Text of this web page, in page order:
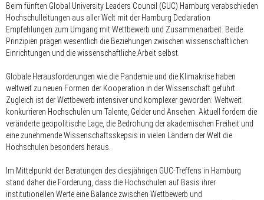
Beim fünften Global University Leaders Council (GUC) Hamburg verabschieden
Hochschulleitungen aus aller Welt mit der Hamburg Declaration
Empfehlungen zum Umgang mit Wettbewerb und Zusammenarbeit. Beide
Prinzipien prägen wesentlich die Beziehungen zwischen wissenschaftlichen
Einrichtungen und die wissenschaftliche Arbeit selbst.
Globale Herausforderungen wie die Pandemie und die Klimakrise haben
weltweit zu neuen Formen der Kooperation in der Wissenschaft geführt.
Zugleich ist der Wettbewerb intensiver und komplexer geworden: Weltweit
konkurrieren Hochschulen um Talente, Gelder und Ansehen. Aktuell fordern die
veränderte geopolitische Lage, die Bedrohung der akademischen Freiheit und
eine zunehmende Wissenschaftsskepsis in vielen Ländern der Welt die
Hochschulen besonders heraus.
Im Mittelpunkt der Beratungen des diesjährigen GUC-Treffens in Hamburg
stand daher die Forderung, dass die Hochschulen auf Basis ihrer
institutionellen Werte eine Balance zwischen Wettbewerb und